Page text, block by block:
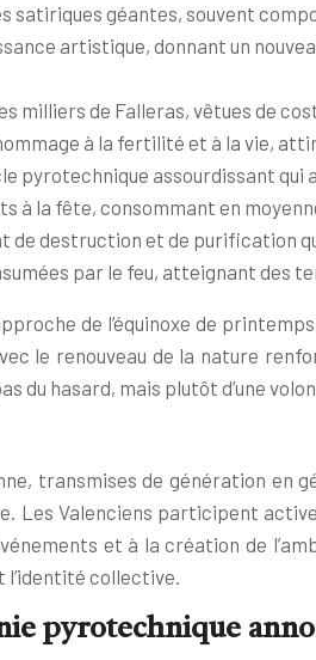
satiriques géantes, souvent
artistique, donnant un
milliers de Falleras, vêtues de
à la fertilité et à la vie,
pyrotechnique assourdissant qui
à la fête, consommant en
de destruction et de purification
par le feu, atteignant des
de l’équinoxe de
le renouveau de la nature
du hasard, mais plutôt d’une
transmises de génération en
Les Valenciens participent
et à la création de
l’identité collective.
pyrotechnique